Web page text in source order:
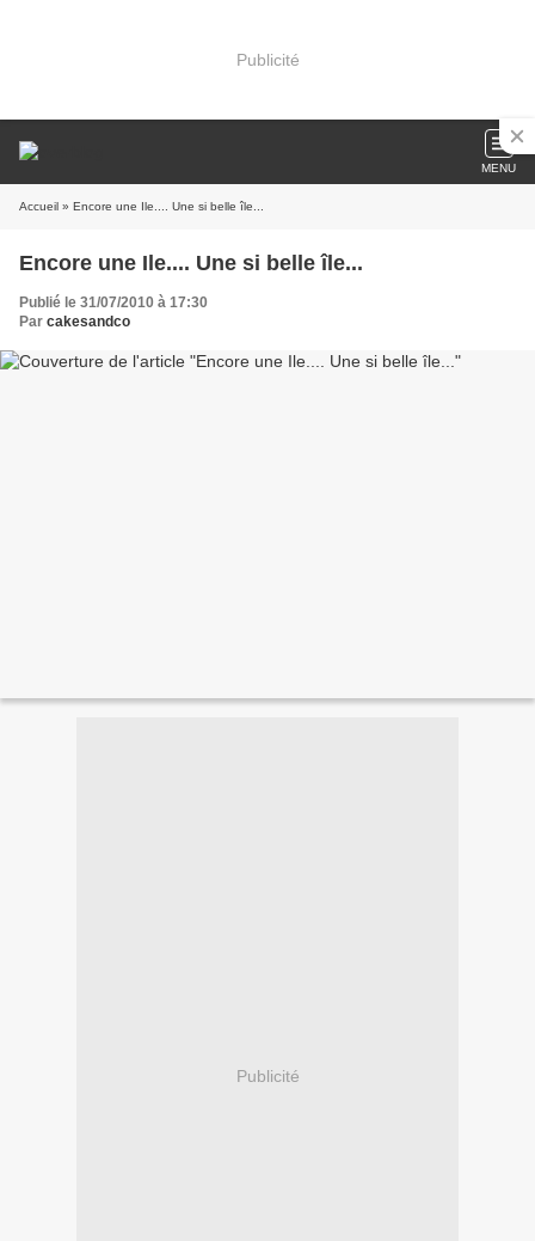
Publicité
MENU
Accueil » Encore une Ile.... Une si belle île...
Encore une Ile.... Une si belle île...
Publié le 31/07/2010 à 17:30
Par cakesandco
Publicité